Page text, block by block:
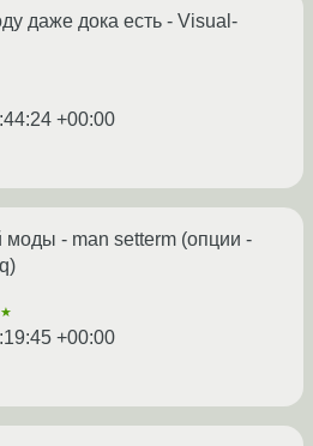
даже дока есть - Visual-
+00:00
моды - man setterm (опции -
+00:00